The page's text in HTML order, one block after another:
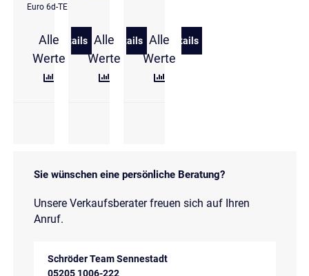
Euro 6d-TEMP
Alle
Werte
Details
zu Audi SQ5 Sportback TDI S Modell 1.Hd. LED AHK
Alle
Werte
Details
zu Audi A5 Avant TDI quattro edition S
Alle
Werte
Details
zu Audi S6 Avant TDI
Sie wünschen eine persönliche Beratung?
Unsere Verkaufsberater freuen sich auf Ihren
Anruf.
Schröder Team Sennestadt
05205 1006-222